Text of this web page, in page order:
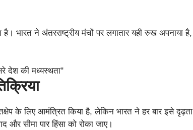
भारत ने अंतरराष्ट्रीय मंचों पर लगातार यही रुख अपनाया है,
के लिए आमंत्रित किया है, लेकिन भारत ने हर बार इसे दृढ़ता
सीमा पार हिंसा को रोका जाए।